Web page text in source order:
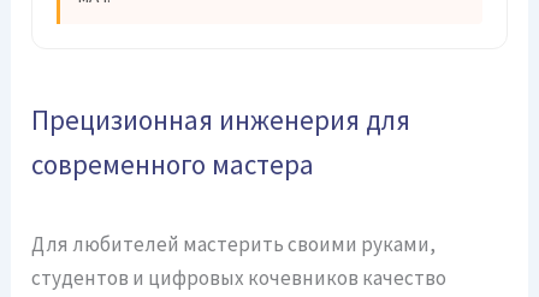
Прецизионная инженерия для
современного мастера
Для любителей мастерить своими руками,
студентов и цифровых кочевников качество